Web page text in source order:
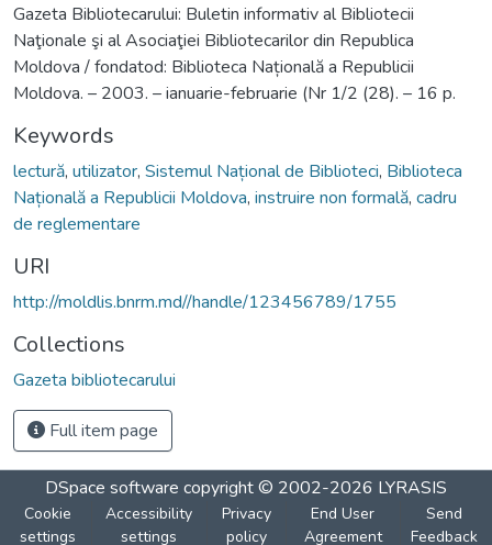
Gazeta Bibliotecarului: Buletin informativ al Bibliotecii
Naţionale şi al Asociaţiei Bibliotecarilor din Republica
Moldova / fondatod: Biblioteca Națională a Republicii
Moldova. – 2003. – ianuarie-februarie (Nr 1/2 (28). – 16 p.
Keywords
lectură, utilizator, Sistemul Național de Biblioteci, Biblioteca
Națională a Republicii Moldova, instruire non formală, cadru
de reglementare
URI
http://moldlis.bnrm.md//handle/123456789/1755
Collections
Gazeta bibliotecarului
Full item page
DSpace software copyright © 2002-2026 LYRASIS
Cookie
settings
Accessibility
settings
Privacy
policy
End User
Agreement
Send
Feedback